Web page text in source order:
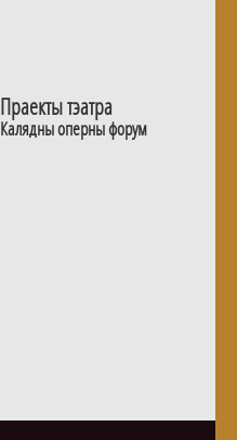
Праекты тэатра
Калядны оперны форум